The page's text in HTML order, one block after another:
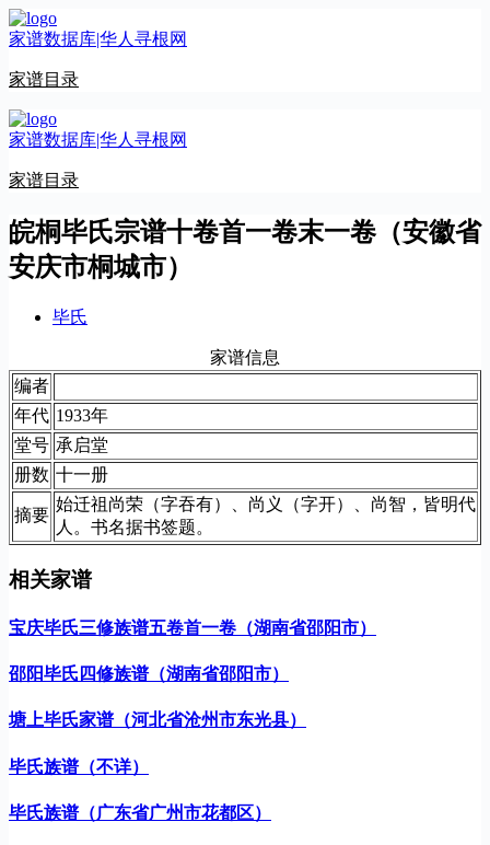
跳
至
容
家谱数据库|华人寻根网
家谱目录
家谱数据库|华人寻根网
家谱目录
皖桐毕氏宗谱十卷首一卷末一卷（安徽省
安庆市桐城市）
毕氏
家谱信息
编者
年代 1933年
堂号 承启堂
册数 十一册
摘要
始迁祖尚荣（字吞有）、尚义（字开）、尚智，皆明代
人。书名据书签题。
相关家谱
宝庆毕氏三修族谱五卷首一卷（湖南省邵阳市）
邵阳毕氏四修族谱（湖南省邵阳市）
塘上毕氏家谱（河北省沧州市东光县）
毕氏族谱（不详）
毕氏族谱（广东省广州市花都区）